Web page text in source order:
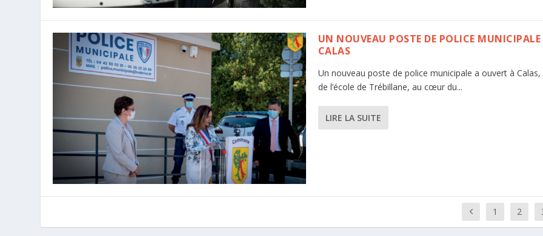
UN NOUVEAU POSTE DE POLICE
CALAS
Un nouveau poste de police municipale a ouvert à Calas,
de l’école de Trébillane, au cœur du...
LIRE LA SUITE
1 2